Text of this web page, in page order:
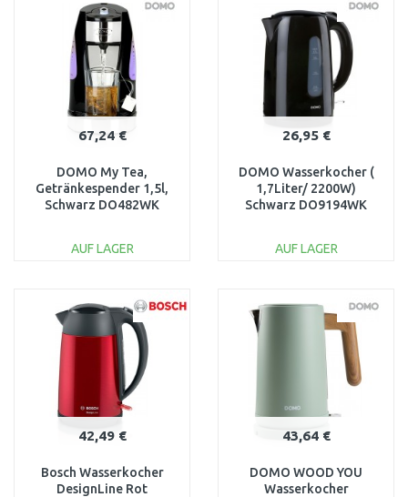
Vergleichen Vergleichen
67,24 €
DOMO My Tea,
Getränkespender 1,5l,
Schwarz DO482WK
AUF LAGER
Vergleichen
26,95 €
DOMO Wasserkocher (
1,7Liter/ 2200W)
Schwarz DO9194WK
AUF LAGER
Vergleichen
42,49 €
Bosch Wasserkocher
DesignLine Rot
43,64 €
DOMO WOOD YOU
Wasserkocher